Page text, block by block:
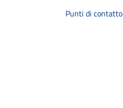
Punti di contatto